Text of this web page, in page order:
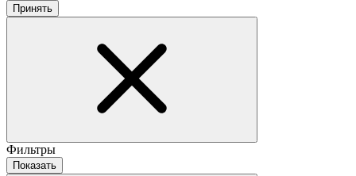
Принять
Фильтры
Показать